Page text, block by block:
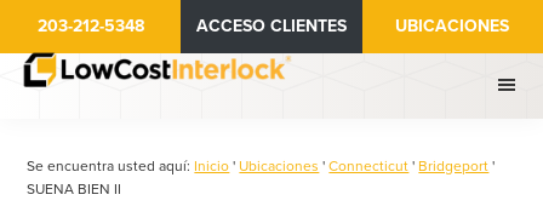
contenido
203-212-5348 ACCESO CLIENTES UBICACIONES
Se encuentra usted aquí: Inicio ' Ubicaciones ' Connecticut ' Bridgeport '
SUENA BIEN II